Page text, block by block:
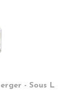
- Sous L